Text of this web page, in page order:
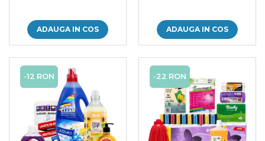
ADAUGA IN COS ADAUGA IN COS
-12 RON -22 RON